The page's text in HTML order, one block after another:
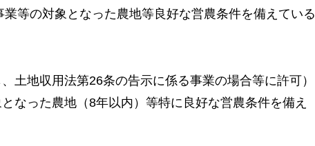
等の対象となった農地等良好な営農条件を備えている
土地収用法第26条の告示に係る事業の場合等に許可）
なった農地（8年以内）等特に良好な営農条件を備え